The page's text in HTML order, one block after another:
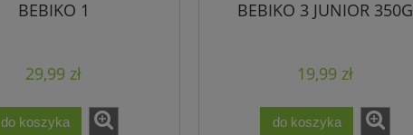
BEBIKO 1
29,99 zł
do koszyka
BEBIKO 3 JUNIOR 350G
19,99 zł
do koszyka